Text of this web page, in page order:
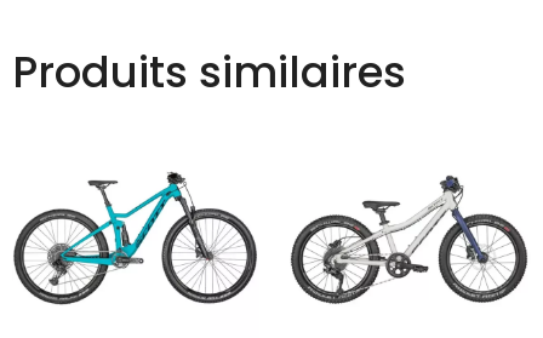
Produits similaires